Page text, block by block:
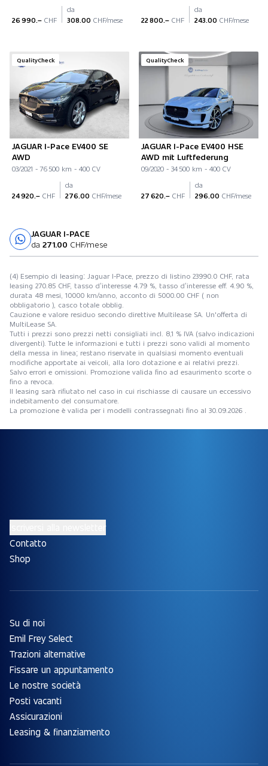
26 990.– CHF
da
308.00 CHF/mese 22 800.– CHF
da
243.00 CHF/mese
QualityCheck
JAGUAR I-Pace EV400 SE
AWD
03/2021 - 76 500 km - 400 CV
24 920.– CHF
da
276.00 CHF/mese
QualityCheck
JAGUAR I-Pace EV400 HSE
AWD mit Luftfederung
09/2020 - 34 500 km - 400 CV
27 620.– CHF
da
296.00 CHF/mese
JAGUAR I-PACE
da 271.00 CHF/mese
(4) Esempio di leasing: Jaguar I-Pace, prezzo di listino 23990.0 CHF, rata
leasing 270.85 CHF, tasso d’interesse 4.79 %, tasso d’interesse eff. 4.90 %,
durata 48 mesi, 10000 km/anno, acconto di 5000.00 CHF ( non
obbligatorio ), casco totale obblig.
Cauzione e valore residuo secondo direttive Multilease SA. Un'offerta di
MultiLease SA.
Tutti i prezzi sono prezzi netti consigliati incl. 8,1 % IVA (salvo indicazioni
divergenti). Tutte le informazioni e tutti i prezzi sono validi al momento
della messa in linea; restano riservate in qualsiasi momento eventuali
modifiche apportate ai veicoli, alla loro dotazione e ai relativi prezzi.
Salvo errori e omissioni. Promozione valida fino ad esaurimento scorte o
fino a revoca.
Il leasing sarà rifiutato nel caso in cui rischiasse di causare un eccessivo
indebitamento del consumatore.
La promozione è valida per i modelli contrassegnati fino al 30.09.2026 .
Contatto
Shop
Su di noi
Emil Frey Select
Trazioni alternative
Fissare un appuntamento
Le nostre società
Posti vacanti
Assicurazioni
Leasing & finanziamento